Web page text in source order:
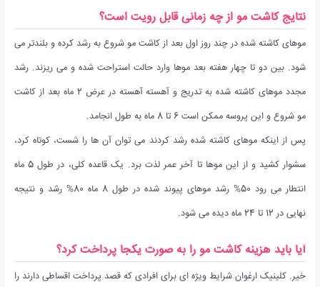
نتایج کاشت مو از چه زمانی قابل رویت است؟
موهای کاشته شده در چند روز اول بعد از کاشت مو شروع به رشد کرده و بلندتر می
شود. بین دو تا چهار هفته بعد موها وارد حالت استراحت شده و می ریزند. رشد
مجدد موهای کاشته شده به تدریج و آهسته آهسته در عرض 2 ماه بعد از کاشت
مو شروع و این پروسه ممکن است 6 تا 8 ماه به طول انجامد.
پس از اینکه موهای کاشته شده رشد کردند می توان آن ها را شست، کوتاه کرد،
سشوار کشید و از این موها تا آخر عمر لذت برد. یک قاعده کلی، در طول 5 ماه
انتطار می رود 50% رشد موهای پیوند شده در طول 8 ماه 80% رشد و نتیجه
نهایی در 12 تا 24 ماه دیده می شود.
آیا باید هزینه کاشت مو را به صورت یکجا پرداخت کرد؟
خیر. کلینیک ارغوان شرایط ویژه ای برای افرادی که قصد پرداخت اقساطی دارند را